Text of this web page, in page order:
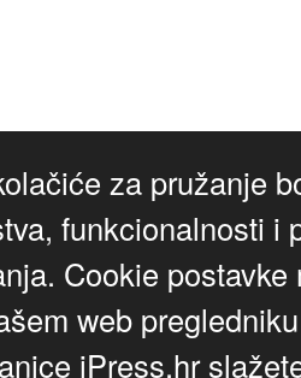
za pružanje
funkcionalnosti i
Cookie
web
iPress.hr